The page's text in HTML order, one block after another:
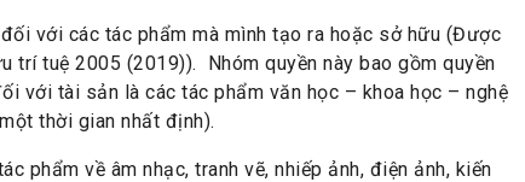
với các tác phẩm mà mình tạo ra hoặc sở hữu (Được
trí tuệ 2005 (2019)). Nhóm quyền này bao gồm quyền
với tài sản là các tác phẩm văn học – khoa học – nghệ
thời gian nhất định).
phẩm về âm nhạc, tranh vẽ, nhiếp ảnh, điện ảnh, kiến